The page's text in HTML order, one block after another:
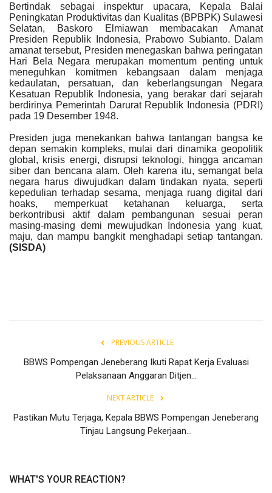
Bertindak sebagai inspektur upacara, Kepala Balai
Peningkatan Produktivitas dan Kualitas (BPBPK) Sulawesi
Selatan, Baskoro Elmiawan membacakan Amanat
Presiden Republik Indonesia, Prabowo Subianto. Dalam
amanat tersebut, Presiden menegaskan bahwa peringatan
Hari Bela Negara merupakan momentum penting untuk
meneguhkan komitmen kebangsaan dalam menjaga
kedaulatan, persatuan, dan keberlangsungan Negara
Kesatuan Republik Indonesia, yang berakar dari sejarah
berdirinya Pemerintah Darurat Republik Indonesia (PDRI)
pada 19 Desember 1948.
Presiden juga menekankan bahwa tantangan bangsa ke
depan semakin kompleks, mulai dari dinamika geopolitik
global, krisis energi, disrupsi teknologi, hingga ancaman
siber dan bencana alam. Oleh karena itu, semangat bela
negara harus diwujudkan dalam tindakan nyata, seperti
kepedulian terhadap sesama, menjaga ruang digital dari
hoaks, memperkuat ketahanan keluarga, serta
berkontribusi aktif dalam pembangunan sesuai peran
masing-masing demi mewujudkan Indonesia yang kuat,
maju, dan mampu bangkit menghadapi setiap tantangan.
(SISDA)
PREVIOUS ARTICLE
BBWS Pompengan Jeneberang Ikuti Rapat Kerja Evaluasi
Pelaksanaan Anggaran Ditjen...
NEXT ARTICLE
Pastikan Mutu Terjaga, Kepala BBWS Pompengan Jeneberang
Tinjau Langsung Pekerjaan...
WHAT'S YOUR REACTION?